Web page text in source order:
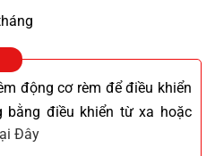
động cơ rèm để điều khiển
bằng điều khiển từ xa hoặc
Đây